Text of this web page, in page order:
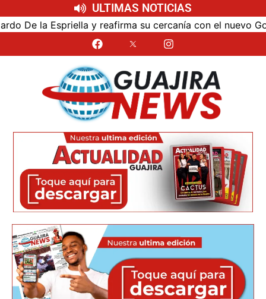
ULTIMAS NOTICIAS
su cercanía con el nuevo Gobierno